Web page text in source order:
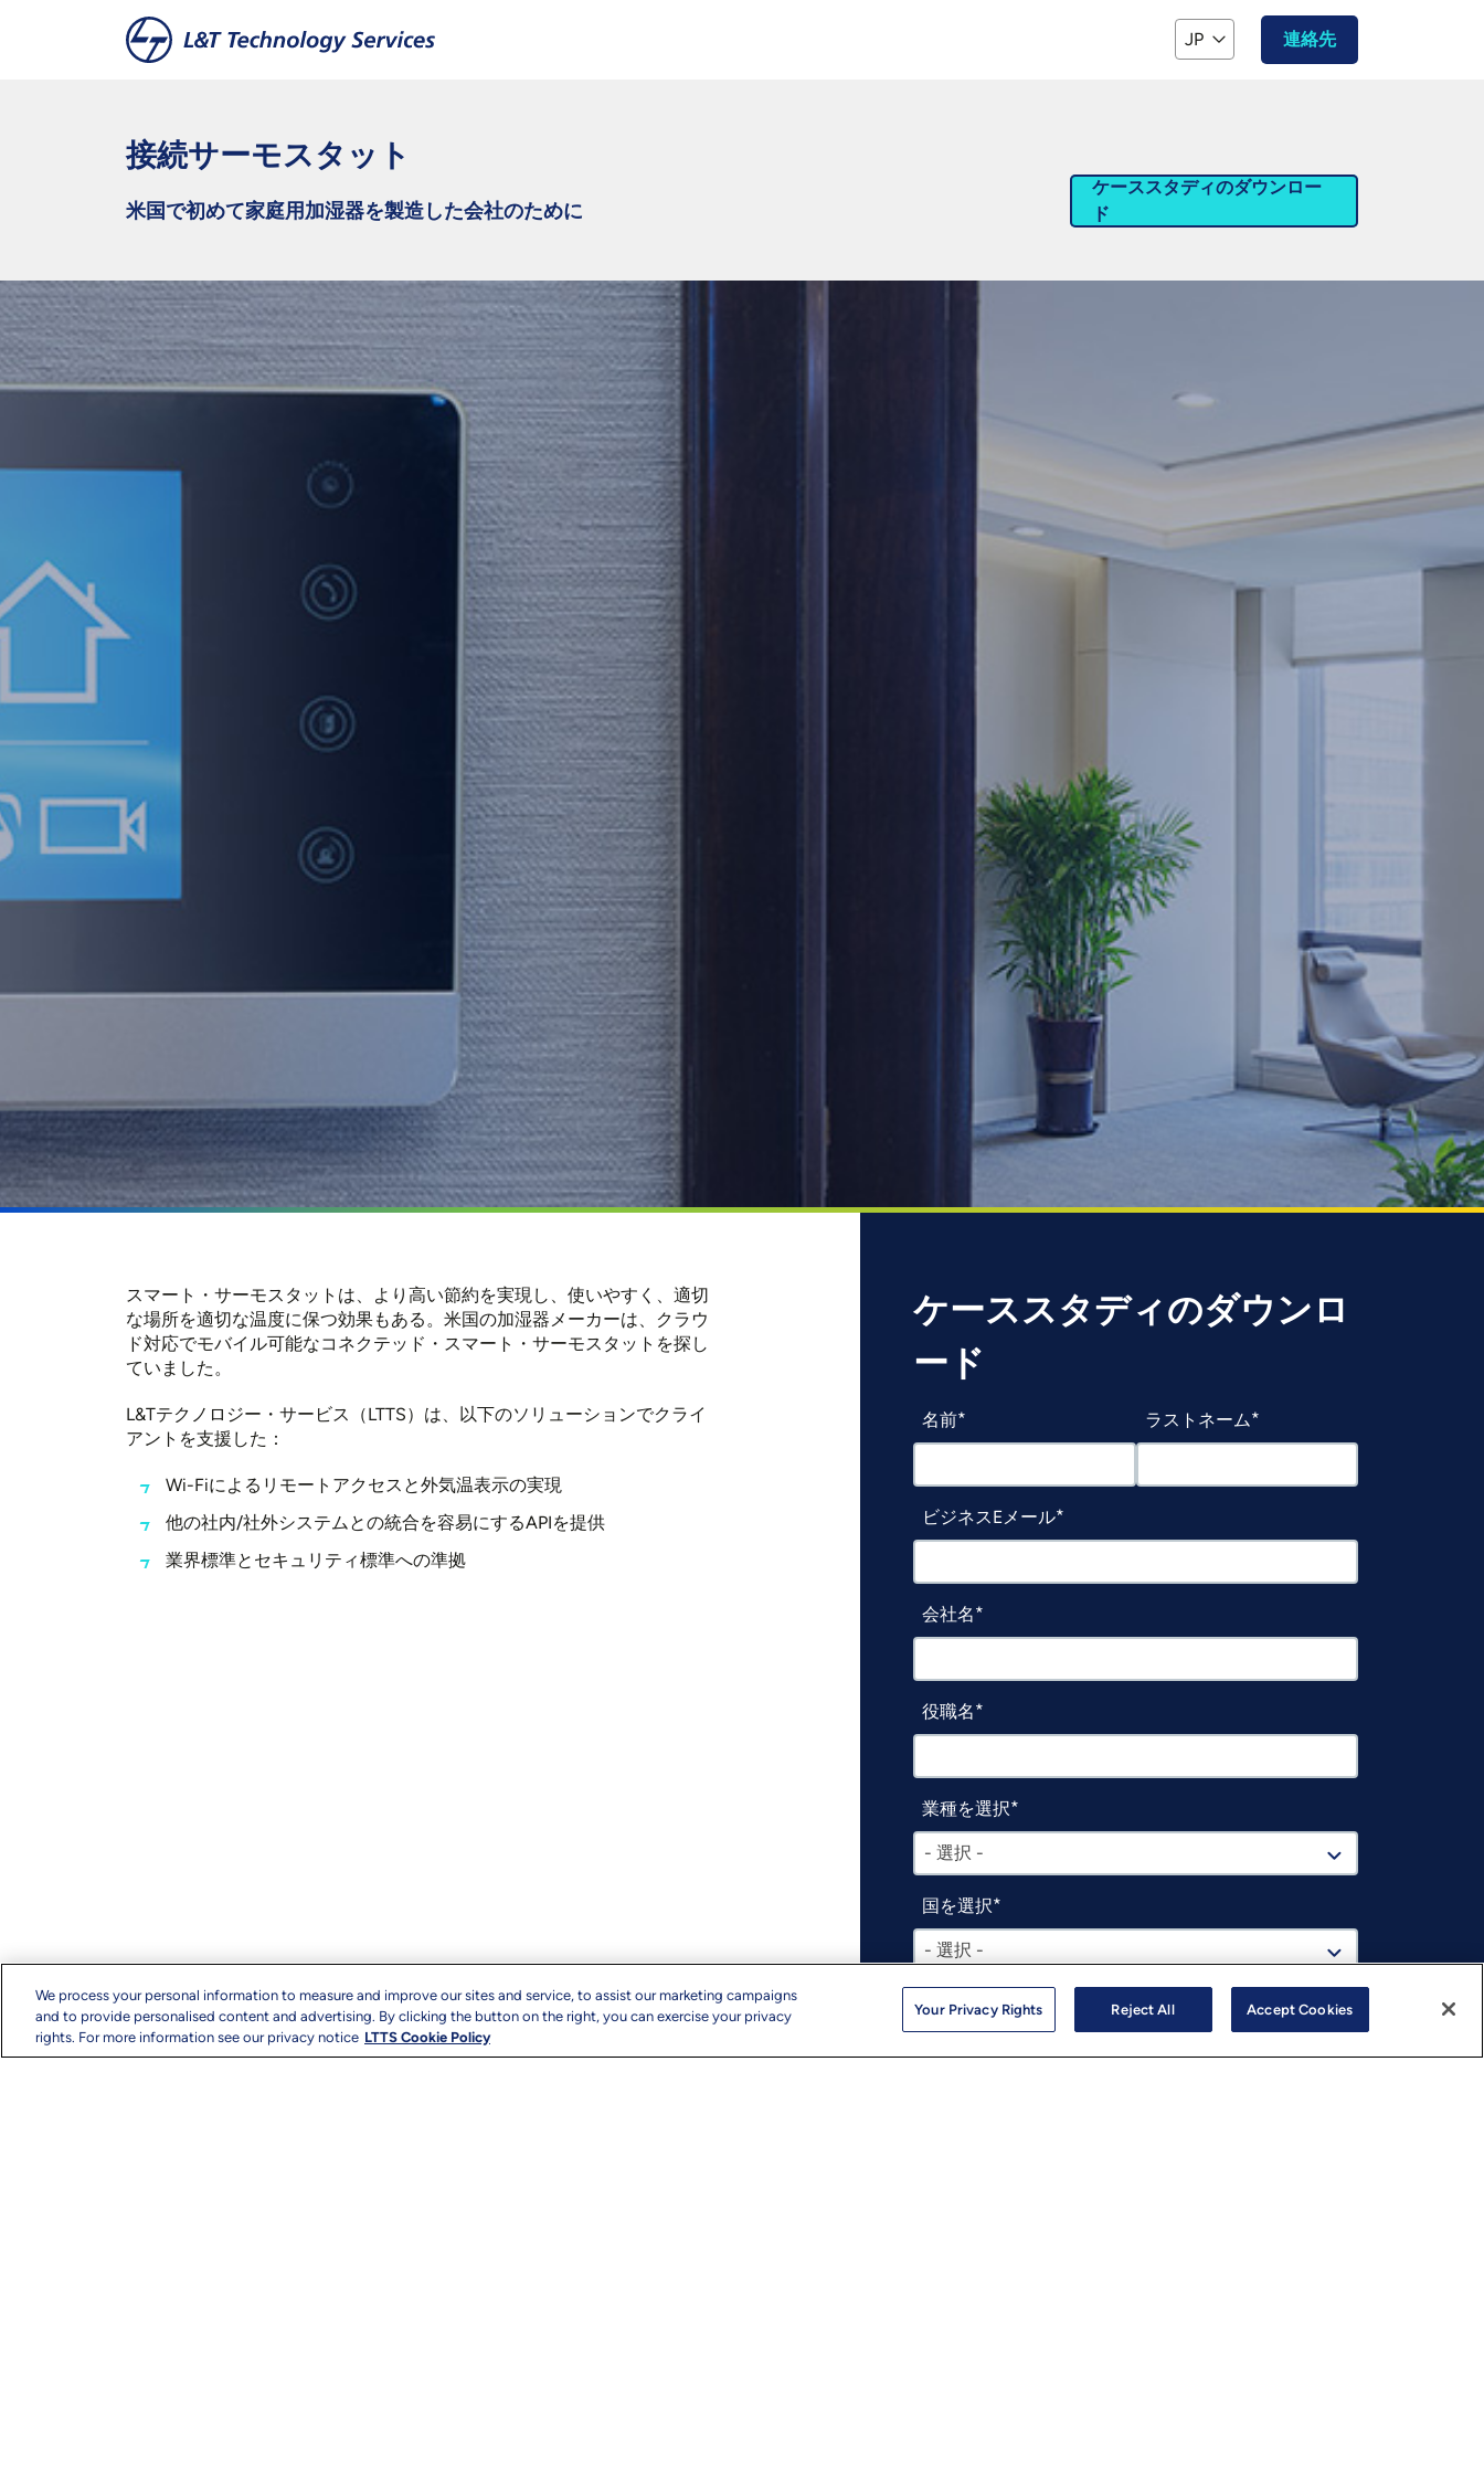
JP
連絡先
接続サーモスタット
米国で初めて家庭用加湿器を製造した会社のために
ケーススタディのダウンロー
ド
スマート・サーモスタットは、より高い節約を実現し、使いやすく、適切
な場所を適切な温度に保つ効果もある。米国の加湿器メーカーは、クラウ
ド対応でモバイル可能なコネクテッド・スマート・サーモスタットを探し
ていました。
L&Tテクノロジー・サービス（LTTS）は、以下のソリューションでクライ
アントを支援した：
Wi-Fiによるリモートアクセスと外気温表示の実現
他の社内/社外システムとの統合を容易にするAPIを提供
業界標準とセキュリティ標準への準拠
ケーススタディのダウンロ
ード
名前 ラストネーム
ビジネスEメール
会社名
役職名
業種を選択
- 選択 -
国を選択
- 選択 -
LTTSからの製品、リソース、サービス、イベント、ウェビ
ナー、マーケティングイベント等に関する連絡を希望しま
We process your personal information to measure and improve our sites and service, to assist our marketing campaigns
and to provide personalised content and advertising. By clicking the button on the right, you can exercise your privacy
rights. For more information see our privacy notice LTTS Cookie Policy
Your Privacy Rights Reject All Accept Cookies